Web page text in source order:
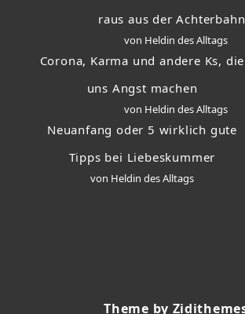
raus aus der
von Heldin des Alltags
Corona, Karma und andere Ks, die
uns Angst machen
von Heldin des Alltags
Neuanfang oder 5 wirklich gute
Tipps bei Liebeskummer
von Heldin des Alltags
Theme by